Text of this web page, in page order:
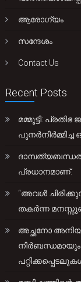
ആരോഗ്യം
സന്ദേശം
Contact Us
Recent Posts
മമ്മൂട്ടി:
പുനർനിർമ്മിച്ച
പ്രധാനമാണ്.
“അവൾ
തകർന്ന
അച്ഛനോ
നിർബന്ധമായും